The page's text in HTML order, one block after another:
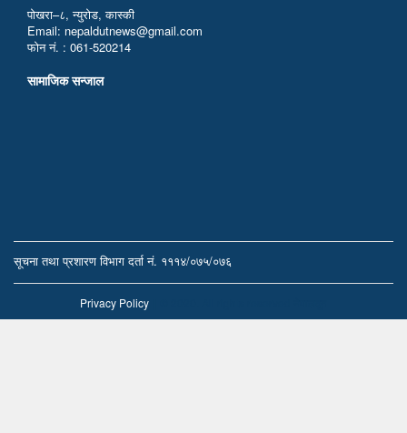
पोखरा–८, न्युरोड, कास्की
Email: nepaldutnews@gmail.com
फोन नं. : 061-520214
सामाजिक सन्जाल
सूचना तथा प्रशारण विभाग दर्ता नं. १११४/०७५/०७६
Privacy Policy